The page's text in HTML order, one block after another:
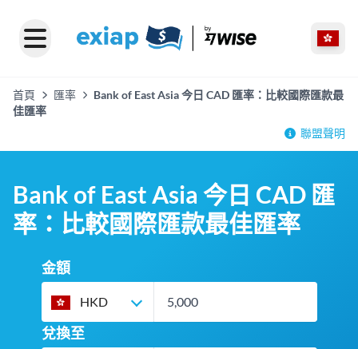
首頁 匯率
Bank of East Asia 今日 CAD 匯率：比較國際匯款最
佳匯率
聯盟聲明
Bank of East Asia 今日 CAD 匯
率：比較國際匯款最佳匯率
金額
HKD
兌換至